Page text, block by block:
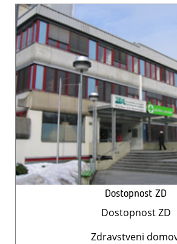
Dostopnost ZD
Dostopnost ZD
Zdravstveni